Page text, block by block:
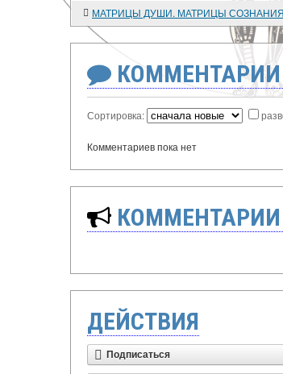
Сортировка:
Комментариев пока нет
КОММЕНТАРИИ
ДЕЙСТВИЯ
Подписаться